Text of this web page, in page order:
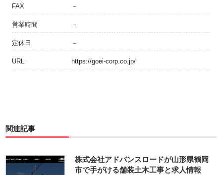
FAX －
営業時間 －
定休日 －
URL https://goei-corp.co.jp/
関連記事
株式会社アドバンスロードが山形県鶴岡
市で手がける舗装土木工事と求人情報